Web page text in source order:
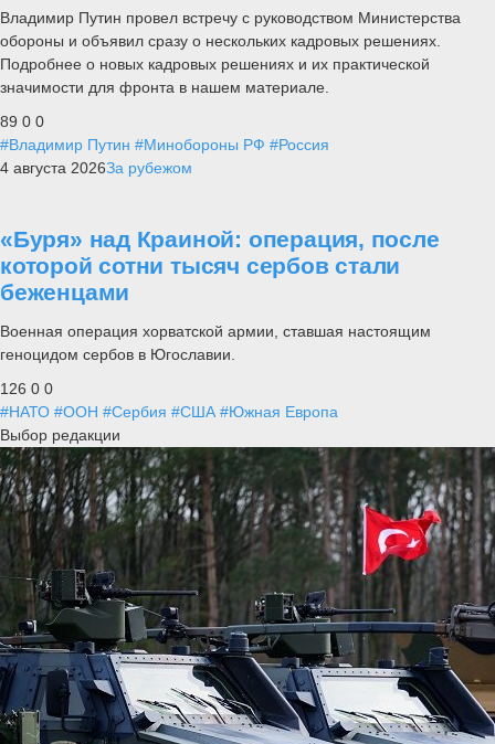
Владимир Путин провел встречу с руководством Министерства
обороны и объявил сразу о нескольких кадровых решениях.
Подробнее о новых кадровых решениях и их практической
значимости для фронта в нашем материале.
89 0 0
#Владимир Путин #Минобороны РФ #Россия
4 августа 2026За рубежом
«Буря» над Краиной: операция, после
которой сотни тысяч сербов стали
беженцами
Военная операция хорватской армии, ставшая настоящим
геноцидом сербов в Югославии.
126 0 0
#НАТО #ООН #Сербия #США #Южная Европа
Выбор редакции